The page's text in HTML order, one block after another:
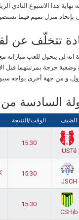
هذا الاسبوع النادي
انه لن يتحول للعب
حرجة بمرتبتهما قبل
السادسة
الوقت/النتيجة الضيف
15:30
USTé
15:30
JSCH
15:30
CSHib